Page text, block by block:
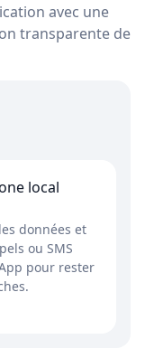
avec une
transparente de
local
données et
ou SMS
pour rester